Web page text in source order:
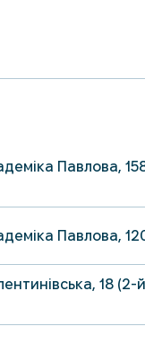
Павлова,
Павлова,
18 (2-й